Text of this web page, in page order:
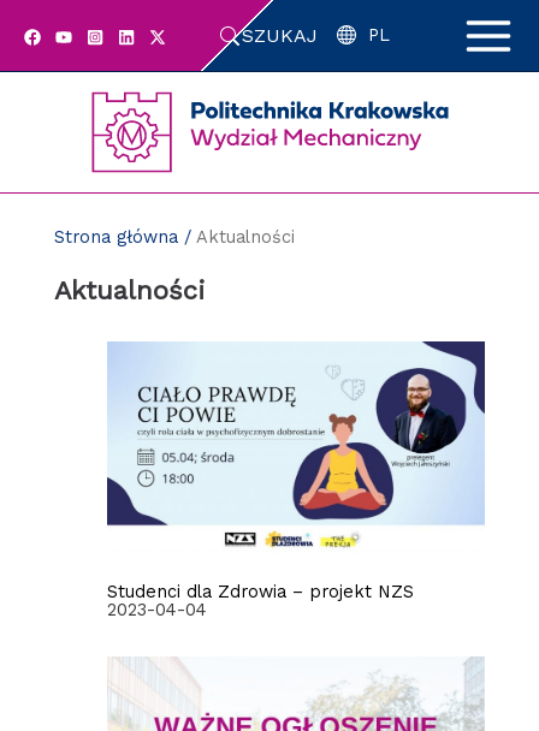
SZUKAJ PL
Strona główna/ Aktualności
Aktualności
Studenci dla Zdrowia – projekt NZS
2023-04-04